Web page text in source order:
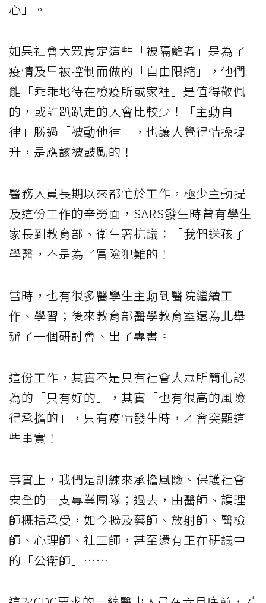
心」。
如果社會大眾肯定這些「被隔離者」是為了
疫情及早被控制而做的「自由限縮」，他們
能「乖乖地待在檢疫所或家裡」是值得敬佩
的，或許趴趴走的人會比較少！「主動自
律」勝過「被動他律」，也讓人覺得情操提
升，是應該被鼓勵的！
醫務人員長期以來都忙於工作，極少主動提
及這份工作的辛勞面，SARS發生時曾有學生
家長到教育部、衛生署抗議：「我們送孩子
學醫，不是為了冒險犯難的！」
當時，也有很多醫學生主動到醫院繼續工
作、學習；後來教育部醫學教育室還為此舉
辦了一個研討會、出了專書。
這份工作，其實不是只有社會大眾所簡化認
為的「只有好的」，其實「也有很高的風險
得承擔的」，只有疫情發生時，才會突顯這
些事實！
事實上，我們是訓練來承擔風險、保護社會
安全的一支專業團隊；過去，由醫師、護理
師概括承受，如今擴及藥師、放射師、醫檢
師、心理師、社工師，甚至還有正在研議中
的「公衛師」……